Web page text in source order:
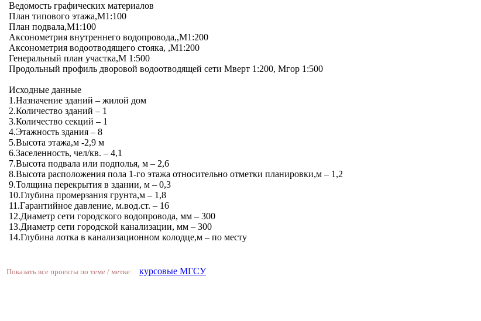
Ведомость графических материалов
План типового этажа,М1:100
План подвала,М1:100
Аксонометрия внутреннего водопровода,,М1:200
Аксонометрия водоотводящего стояка, ,М1:200
Генеральный план участка,М 1:500
Продольный профиль дворовой водоотводящей сети Мверт 1:200, Мгор 1:500
Исходные данные
1.Назначение зданий – жилой дом
2.Количество зданий – 1
3.Количество секций – 1
4.Этажность здания – 8
5.Высота этажа,м -2,9 м
6.Заселенность, чел/кв. – 4,1
7.Высота подвала или подполья, м – 2,6
8.Высота расположения пола 1-го этажа относительно отметки планировки,м – 1,2
9.Толщина перекрытия в здании, м – 0,3
10.Глубина промерзания грунта,м – 1,8
11.Гарантийное давление, м.вод.ст. – 16
12.Диаметр сети городского водопровода, мм – 300
13.Диаметр сети городской канализации, мм – 300
14.Глубина лотка в канализационном колодце,м – по месту
Показать все проекты по теме / метке: курсовые МГСУ